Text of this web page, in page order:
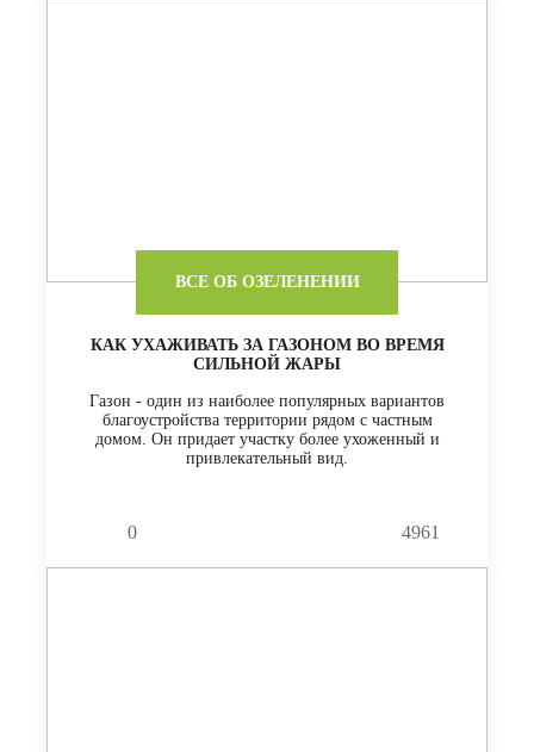
ВСЕ ОБ ОЗЕЛЕНЕНИИ
КАК УХАЖИВАТЬ ЗА ГАЗОНОМ ВО ВРЕМЯ
СИЛЬНОЙ ЖАРЫ
Газон - один из наиболее популярных вариантов
благоустройства территории рядом с частным
домом. Он придает участку более ухоженный и
привлекательный вид.
0 4961